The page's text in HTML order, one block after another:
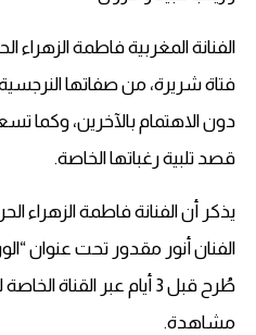
الفنانة المغربية فاطمة
فتاة شريرة، من صفاتها النرجسية
دون الاهتمام بالآخرين، وكما
قصد تلبية رغباتها الخاصة.
يذكر أن الفنانة فاطمة
الفنان أنور مقدور تحت عنوان
مشاهدة.